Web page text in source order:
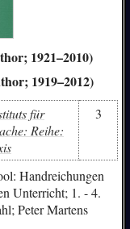
1921–2010)
1919–2012)
für
Reihe:
3
Handreichungen
Unterricht; 1. - 4.
Peter Martens